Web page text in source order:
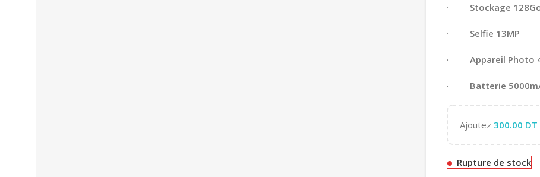
· Stockage
· Selfie 13MP
· Appareil Photo
· Batterie
Ajoutez 300.00 DT
Rupture de stock